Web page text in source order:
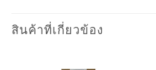
สินค้าที่เกี่ยวข้อง